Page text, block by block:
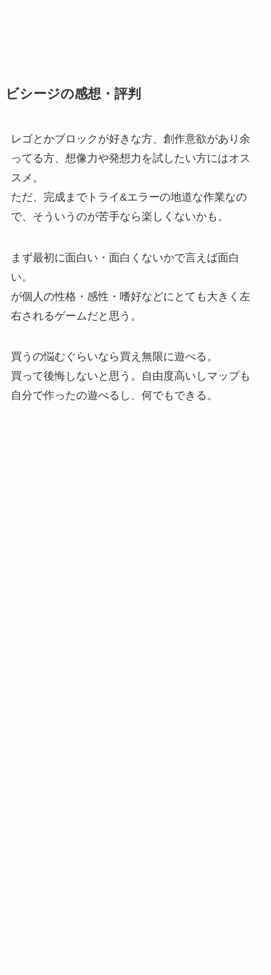
ビシージの感想・評判
レゴとかブロックが好きな方、創作意欲があり余
ってる方、想像力や発想力を試したい方にはオス
スメ。
ただ、完成までトライ&エラーの地道な作業なの
で、そういうのが苦手なら楽しくないかも。
まず最初に面白い・面白くないかで言えば面白
い。
が個人の性格・感性・嗜好などにとても大きく左
右されるゲームだと思う。
買うの悩むぐらいなら買え無限に遊べる。
買って後悔しないと思う。自由度高いしマップも
自分で作ったの遊べるし、何でもできる。